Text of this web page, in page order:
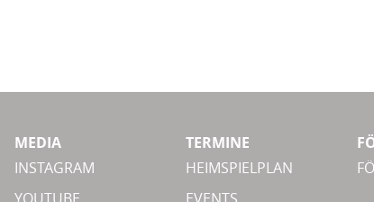
MEDIA
INSTAGRAM
TERMINE
HEIMSPIELPLAN